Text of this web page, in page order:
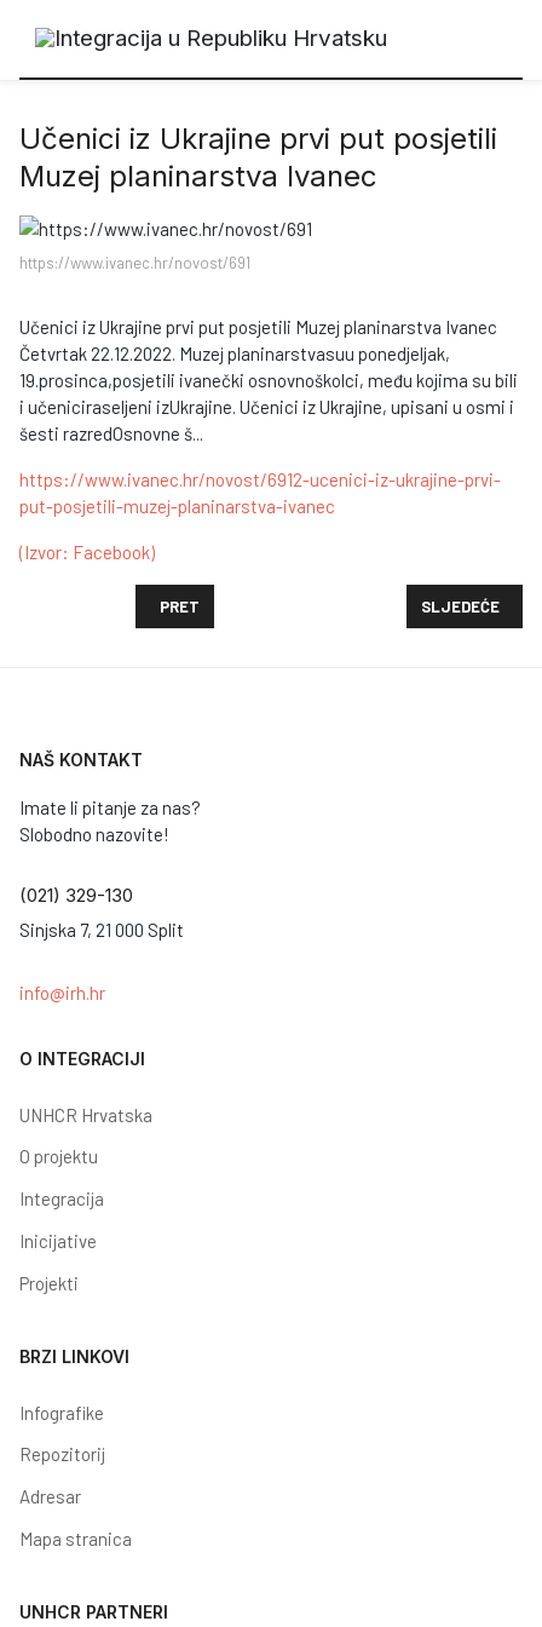
Učenici iz Ukrajine prvi put posjetili
Muzej planinarstva Ivanec
https://www.ivanec.hr/novost/691
Učenici iz Ukrajine prvi put posjetili Muzej planinarstva Ivanec
Četvrtak 22.12.2022. Muzej planinarstvasuu ponedjeljak,
19.prosinca,posjetili ivanečki osnovnoškolci, među kojima su bili
i učeniciraseljeni izUkrajine. Učenici iz Ukrajine, upisani u osmi i
šesti razredOsnovne š...
https://www.ivanec.hr/novost/6912-ucenici-iz-ukrajine-prvi-
put-posjetili-muzej-planinarstva-ivanec
(Izvor: Facebook)
PRETHODNI ČLANAK: DRUŽENJE ZA UČENIKE IZ
PRET SLJEDEĆI
SLJEDEĆE
NAŠ KONTAKT
Imate li pitanje za nas?
Slobodno nazovite!
(021) 329-130
Sinjska 7, 21 000 Split
info@irh.hr
O INTEGRACIJI
UNHCR Hrvatska
O projektu
Integracija
Inicijative
Projekti
BRZI LINKOVI
Infografike
Repozitorij
Adresar
Mapa stranica
UNHCR PARTNERI